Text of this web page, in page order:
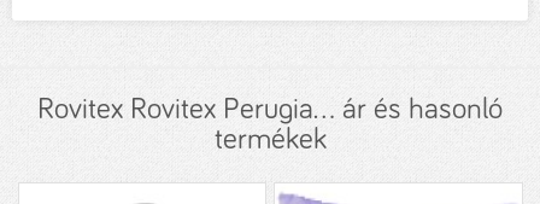
Rovitex Rovitex Perugia... ár és hasonló
termékek